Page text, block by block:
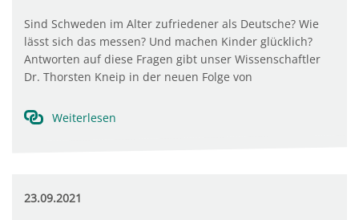
Sind Schweden im Alter zufriedener als Deutsche? Wie
lässt sich das messen? Und machen Kinder glücklich?
Antworten auf diese Fragen gibt unser Wissenschaftler
Dr. Thorsten Kneip in der neuen Folge von
Weiterlesen
23.09.2021